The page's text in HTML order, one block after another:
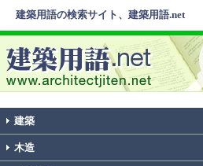
建築用語の検索サイト、建築用語.net
建築
木造